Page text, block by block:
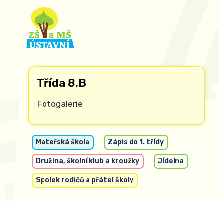
Třída 8.B
Fotogalerie
Mateřská škola Zápis do 1. třídy
Družina, školní klub a kroužky Jídelna
Spolek rodičů a přátel školy